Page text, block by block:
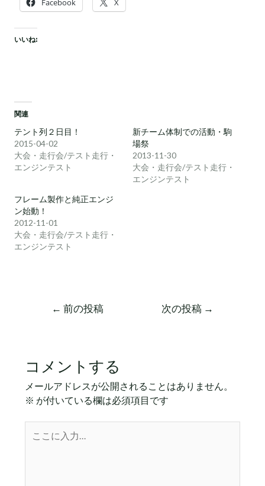
Facebook X
いいね:
関連
テント列２日目！
2015-04-02
大会・走行会/テスト走行・
エンジンテスト
新チーム体制での活動・駒
場祭
2013-11-30
大会・走行会/テスト走行・
エンジンテスト
フレーム製作と純正エンジ
ン始動！
2012-11-01
大会・走行会/テスト走行・
エンジンテスト
← 前の投稿 次の投稿 →
コメントする
メールアドレスが公開されることはありません。
※ が付いている欄は必須項目です
こ